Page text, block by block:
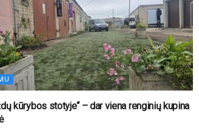
kūrybos stotyje“ – dar viena renginių kupina